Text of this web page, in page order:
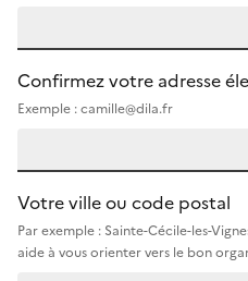
Confirmez votre adresse
Exemple : camille@dila.fr
Votre ville ou code postal
Par exemple : Sainte-Cécile-les-
aide à vous orienter vers le bon